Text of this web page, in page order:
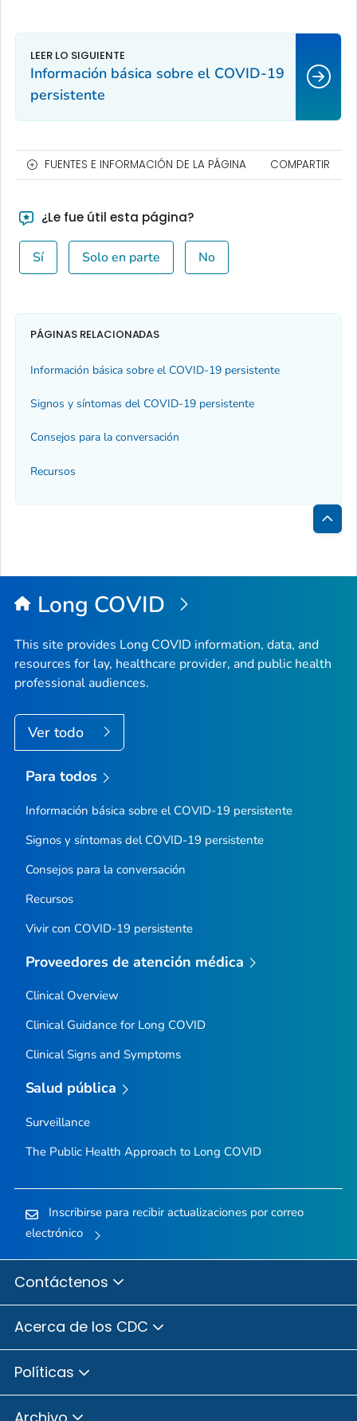
Información básica sobre el COVID-19
persistente
FUENTES E INFORMACIÓN DE LA PÁGINA COMPARTIR
¿Le fue útil esta página?
Sí Solo en parte No
PÁGINAS RELACIONADAS
Información básica sobre el COVID-19 persistente
Signos y síntomas del COVID-19 persistente
Consejos para la conversación
Recursos
la
Long COVID
This site provides Long COVID information, data, and
resources for lay, healthcare provider, and public health
professional audiences.
Ver todo
Para todos
Información básica sobre el COVID-19 persistente
Signos y síntomas del COVID-19 persistente
Consejos para la conversación
Recursos
Vivir con COVID-19 persistente
Proveedores de atención médica
Clinical Overview
Clinical Guidance for Long COVID
Clinical Signs and Symptoms
Salud pública
Surveillance
The Public Health Approach to Long COVID
Inscribirse para recibir actualizaciones por correo
electrónico
Contáctenos
Acerca de los CDC
Políticas